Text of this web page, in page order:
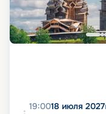
19:0018 июля 2027